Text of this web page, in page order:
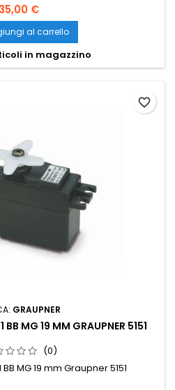
35,00 €
al carrello
in magazzino
GRAUPNER
BB MG 19 MM GRAUPNER 5151
(0)
MG 19 mm Graupner 5151
favorite_border